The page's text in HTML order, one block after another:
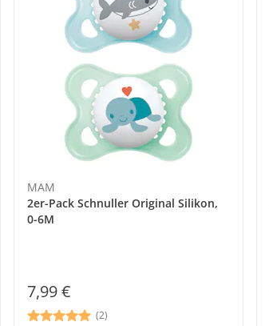
MAM
2er-Pack Schnuller Original Silikon,
0-6M
7,99 €
(2)